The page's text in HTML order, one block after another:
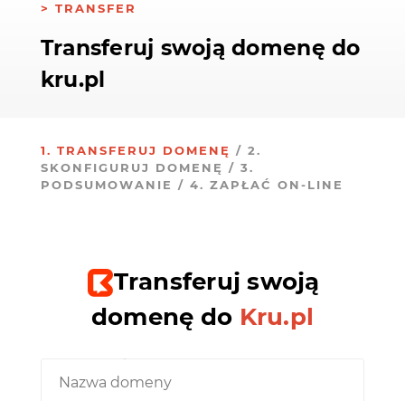
TRANSFER
Transferuj swoją domenę do
kru.pl
1. TRANSFERUJ DOMENĘ / 2.
SKONFIGURUJ DOMENĘ / 3.
PODSUMOWANIE / 4. ZAPŁAĆ ON-LINE
Transferuj swoją
domenę do Kru.pl